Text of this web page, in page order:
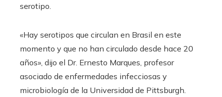
serotipo.
«Hay serotipos que circulan en Brasil en este
momento y que no han circulado desde hace 20
años», dijo el Dr. Ernesto Marques, profesor
asociado de enfermedades infecciosas y
microbiología de la Universidad de Pittsburgh.